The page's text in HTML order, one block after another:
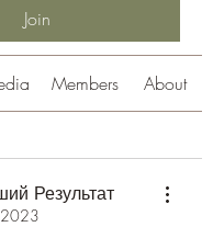
Join
Members About
Результат
2023